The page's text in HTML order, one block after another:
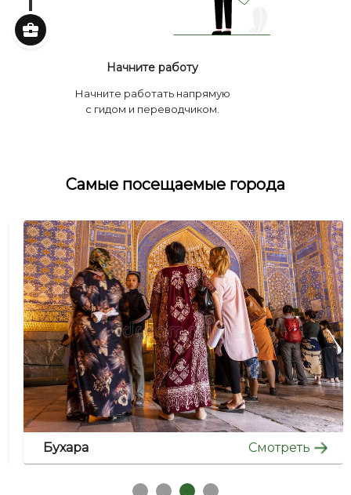
Начните работу
Начните работать напрямую
с гидом и переводчиком.
Самые посещаемые города